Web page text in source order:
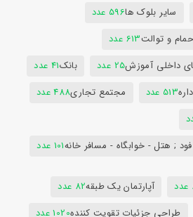
سایر بلوک ها596 عدد
و توالت613 عدد
داخلی آموزش25 عدد بانک41 عدد
513 عدد مجتمع تجاری488 عدد
; هتل - خوابگاه - مسافر خانه101 عدد
آپارتمان یک طبقه82 عدد
طراحی جزئیات تقویت کننده1020 عدد